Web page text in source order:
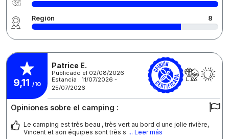
Región 8
9,11 /10
Patrice E.
Publicado el 02/08/2026
Estancia : 11/07/2026 -
25/07/2026
Opiniones sobre el camping :
Le camping est très beau , très vert au bord d une jolie rivière,
Vincent et son équipes sont très s ... Leer más